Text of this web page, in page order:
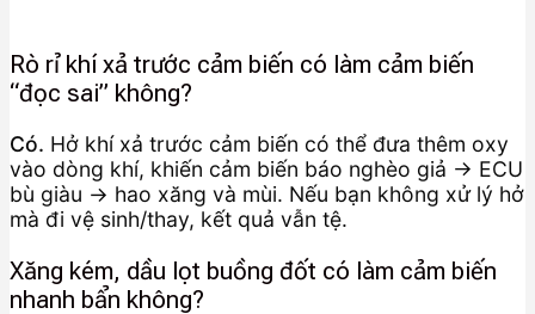
Rò rỉ khí xả trước cảm biến có làm cảm biến
“đọc sai” không?
Có. Hở khí xả trước cảm biến có thể đưa thêm oxy
vào dòng khí, khiến cảm biến báo nghèo giả → ECU
bù giàu → hao xăng và mùi. Nếu bạn không xử lý hở
mà đi vệ sinh/thay, kết quả vẫn tệ.
Xăng kém, dầu lọt buồng đốt có làm cảm biến
nhanh bẩn không?